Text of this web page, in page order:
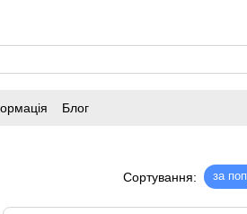
Блог
Сортування: за